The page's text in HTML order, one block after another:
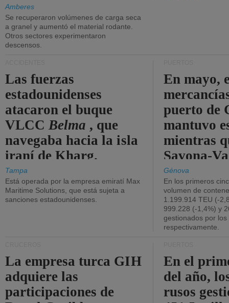
Amberes
Se recuperaron volúmenes de carga seca
a granel y aumentó el material rodante.
Otros sectores experimentaron
descensos.
Las fuerzas
estadounidenses
atacaron el buque
VLCCBelma , que
navegaba hacia la isla
iraní de Kharg.
Tampa
Está operada por la empresa emiratí Max
Maritime Solutions, que está sujeta a
sanciones estadounidenses.
En mayo,
puerto de
mantuvo
mientras
Savona-
Génova
En los primeros
volumen de
1.199.914 TEU (-
999.228 (-1,4%) y
gestionados por
respectivamente.
La empresa turca GIH
adquiere las
participaciones de
En el
del año,
rusos